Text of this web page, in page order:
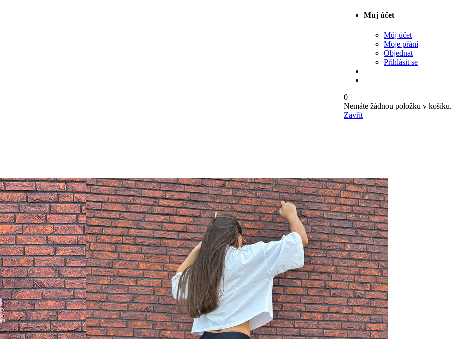
Můj účet
Můj účet
Moje přání
Objednat
Přihlásit se
0
Nemáte žádnou položku v košíku.
Zavřít